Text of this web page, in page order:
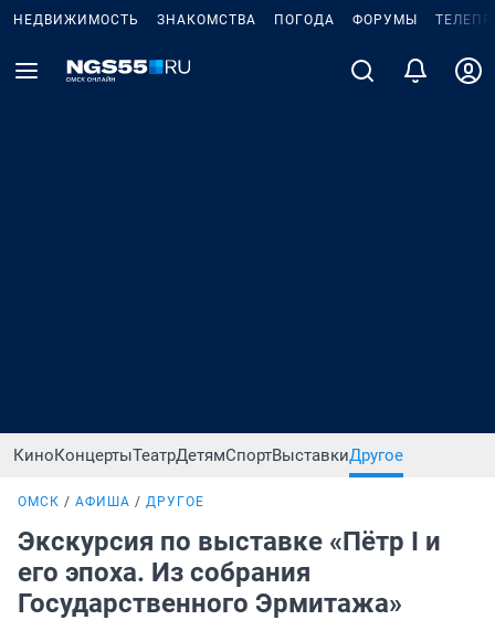
НЕДВИЖИМОСТЬ ЗНАКОМСТВА ПОГОДА ФОРУМЫ
КиноКонцертыТеатрДетямСпортВыставкиДругое
ОМСК АФИША ДРУГОЕ
Экскурсия по выставке «Пётр I и
его эпоха. Из собрания
Государственного Эрмитажа»